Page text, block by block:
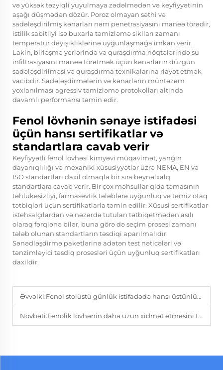
və yüksək təzyiqli yuyulmaya zədəlmədən və keyfiyyətinin
aşağı düşmədən dözür. Poroz olmayan səthi və
sadələşdirilmiş kənarları nəm penetrasiyasını maneə törədir,
istilik sabitliyi isə buxarla təmizləmə siklları zamanı
temperatur dəyişikliklərinə uyğunlaşmağa imkan verir.
Lakin, birləşmə yerlərində və quraşdırma nöqtələrində su
infiltrasiyasını maneə törətmək üçün kənarların düzgün
sadələşdirilməsi və quraşdırma texnikalarına riayət etmək
vacibdir. Sadələşdirmələrin və kənarların müntəzəm
yoxlanılması agressiv təmizləmə protokolları altında
davamlı performansı təmin edir.
Fenol lövhənin sənaye istifadəsi
üçün hansı sertifikatlar və
standartlara cavab verir
Keyfiyyətli fenol lövhəsi kimyəvi müqavimət, yanğın
dayanıqlılığı və mexaniki xüsusiyyətlər üzrə NEMA, EN və
ISO standartları daxil olmaqla bir sıra beynəlxalq
standartlara cavab verir. Bir çox məhsullar qida təmasının
təhlükəsizliyi, farmasevtik tələblərə uyğunluq və təmiz otaq
tətbiqləri üçün sertifikatlarla təmin edilir. Xüsusi sertifikatlar
istehsalçılardan və nəzərdə tutulan tətbiqetmədən asılı
olaraq fərqlənə bilər, buna görə də seçim prosesi zamanı
tələb olunan standartların təsdiqi aparılmalıdır.
Sənədləşdirmə paketlərinə adətən test nəticələri və
tənzimləyici təsdiq prosesləri üçün uyğunluq sertifikatları
daxildir.
Əvvəlki:Fenol stolüstü günlük istifadədə hansı üstünlüklər təqdim edir?
Növbəti:Fenolik lövhənin daha uzun xidmət etməsini təmin edən texniki baxım tədbirləri hansılardır?